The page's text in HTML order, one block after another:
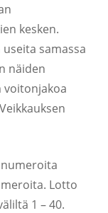
kesken.
samassa
näiden
voitonjakoa
Lotto
1 – 40.